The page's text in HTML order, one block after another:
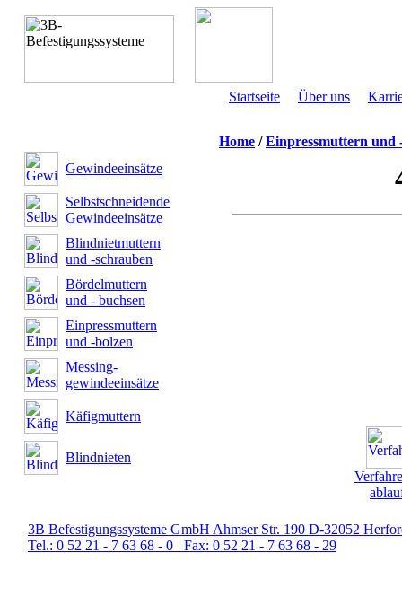
Startseite Über uns
Gewindeeinsätze
Selbstschneidende
Gewindeeinsätze
Blindnietmuttern
und -schrauben
Bördelmuttern
und - buchsen
Einpressmuttern
und -bolzen
Messing-
gewindeeinsätze
Käfigmuttern
Blindnieten
Home /Einpressmuttern und
3B Befestigungssysteme GmbH Ahmser Str. 190 D-32052
Tel.: 0 52 21 - 7 63 68 - 0 Fax: 0 52 21 - 7 63 68 - 29